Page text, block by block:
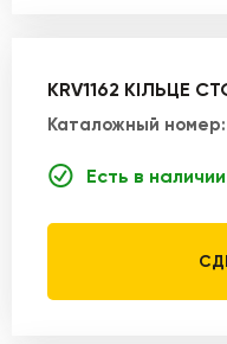
KRV1162 КІЛЬЦЕ
Каталожный номер:
Есть в наличии